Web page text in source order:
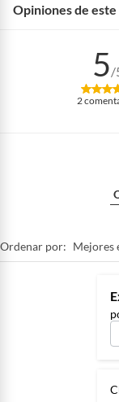
Opiniones de
5/
2
Ordenar por: Mejores